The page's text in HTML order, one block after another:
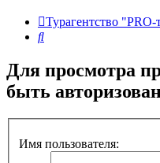
Турагентство "PRO-
Поиск
Для просмотра
быть
Имя пользователя: